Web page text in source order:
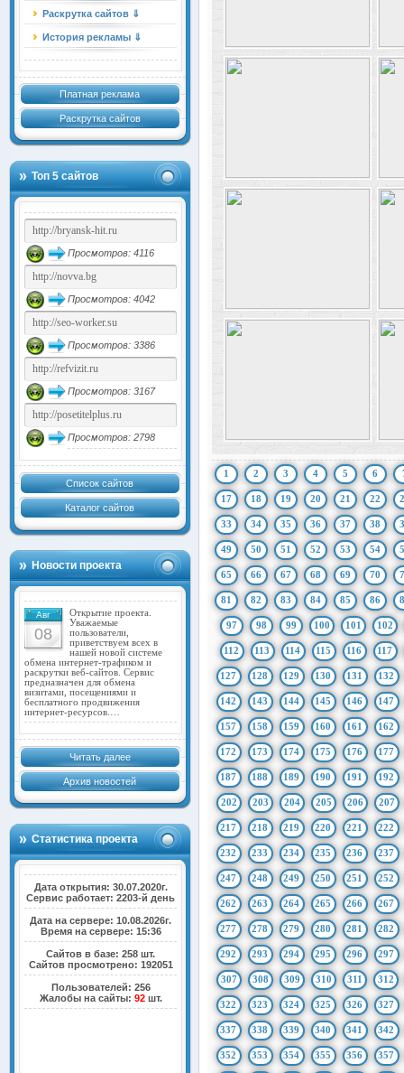
Раскрутка сайтов ⇓
История рекламы ⇓
Платная реклама
Раскрутка сайтов
Топ 5 сайтов
Просмотров: 4116
Просмотров: 4042
Просмотров: 3386
Просмотров: 3167
Просмотров: 2798
Список сайтов
Каталог сайтов
Новости проекта
Авг
08
Открытие проекта.
Уважаемые
пользователи,
приветствуем всех в
нашей новой системе
обмена интернет-трафиком и
раскрутки веб-сайтов. Сервис
предназначен для обмена
визитами, посещениями и
бесплатного продвижения
интернет-ресурсов.…
Читать далее
Архив новостей
Статистика проекта
Дата открытия: 30.07.2020г.
Сервис работает: 2203-й день
Дата на сервере: 10.08.2026г.
Время на сервере: 15:36
Сайтов в базе: 258 шт.
Сайтов просмотрено: 192051
Пользователей: 256
Жалобы на сайты: 92шт.
1 2 3 4 5 6
17 18 19 20 21 22
33 34 35 36 37 38
49 50 51 52 53 54
65 66 67 68 69 70
81 82 83 84 85 86
97 98 99 100 101 102
112 113 114 115 116 117
127 128 129 130 131 132
142 143 144 145 146 147
157 158 159 160 161 162
172 173 174 175 176 177
187 188 189 190 191 192
202 203 204 205 206 207
217 218 219 220 221 222
232 233 234 235 236 237
247 248 249 250 251 252
262 263 264 265 266 267
277 278 279 280 281 282
292 293 294 295 296 297
307 308 309 310 311 312
322 323 324 325 326 327
337 338 339 340 341 342
352 353 354 355 356 357